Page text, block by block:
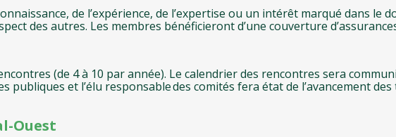
de l’expérience, de l’expertise ou un intérêt marqué dans le
des autres. Les membres bénéficieront d’une couverture
(de 4 à 10 par année). Le calendrier des rencontres sera
et l’élu responsable des comités fera état de l’avancement
Ouest